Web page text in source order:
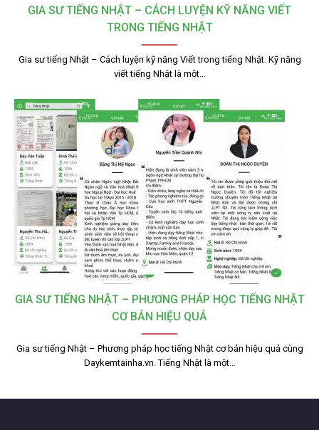
GIA SƯ TIẾNG NHẬT – CÁCH LUYỆN KỸ NĂNG VIẾT
TRONG TIẾNG NHẬT
Gia sư tiếng Nhật – Cách luyện kỹ năng Viết trong tiếng Nhật. Kỹ năng
viết tiếng Nhật là một…
GIA SƯ TIẾNG NHẬT – PHƯƠNG PHÁP HỌC TIẾNG NHẬT
CƠ BẢN HIỆU QUẢ
Gia sư tiếng Nhật – Phương pháp học tiếng Nhật cơ bản hiệu quả cùng
Daykemtainha.vn. Tiếng Nhật là một…